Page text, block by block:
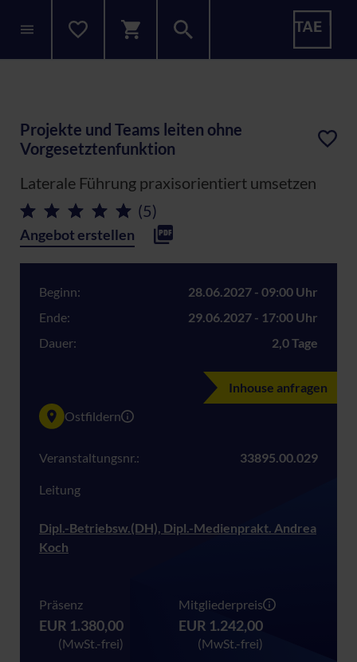
Projekte und Teams leiten ohne
Vorgesetztenfunktion
Laterale Führung praxisorientiert umsetzen
(5)
Angebot erstellen
Beginn:
28.06.2027 - 09:00 Uhr
Ende:
29.06.2027 - 17:00 Uhr
Dauer:
2,0 Tage
Inhouse anfragen
Ostfildern
Veranstaltungsnr.: 33895.00.029
Leitung
Dipl.-Betriebsw.(DH), Dipl.-Medienprakt. Andrea
Koch
Präsenz
EUR 1.380,00
(MwSt.-frei)
Mitgliederpreis
EUR 1.242,00
(MwSt.-frei)